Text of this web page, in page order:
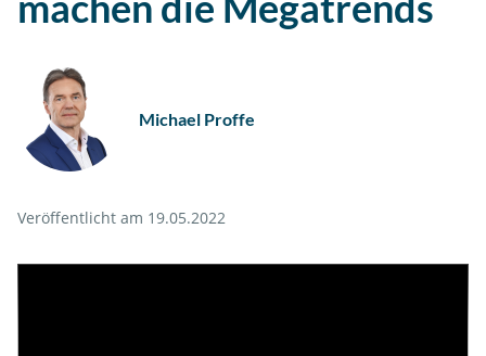
Michael Proffe
Veröffentlicht am 19.05.2022